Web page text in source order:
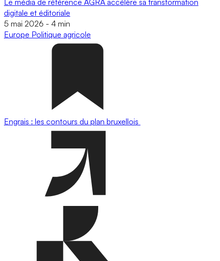
digitale et éditoriale
5 mai 2026 - 4 min
Europe Politique agricole
Engrais : les contours du plan bruxellois